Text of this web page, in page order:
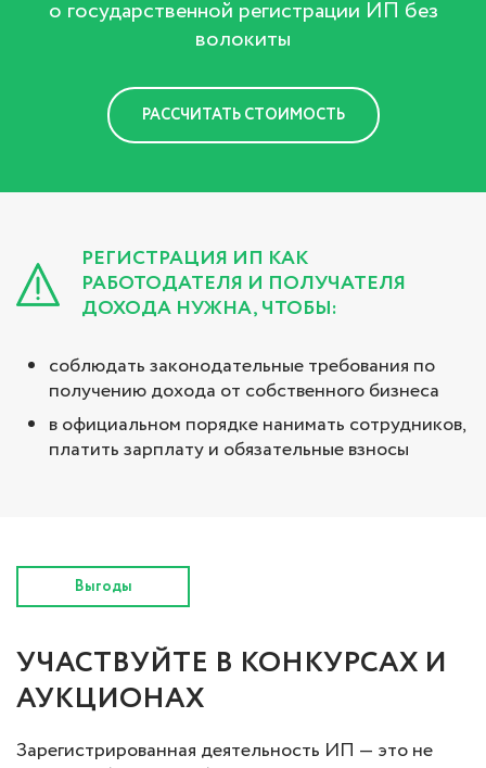
о государственной регистрации ИП без
волокиты
РАССЧИТАТЬ СТОИМОСТЬ
РЕГИСТРАЦИЯ ИП КАК
РАБОТОДАТЕЛЯ И ПОЛУЧАТЕЛЯ
ДОХОДА НУЖНА, ЧТОБЫ:
соблюдать законодательные требования по
получению дохода от собственного бизнеса
в официальном порядке нанимать сотрудников,
платить зарплату и обязательные взносы
Выгоды
УЧАСТВУЙТЕ В КОНКУРСАХ И
АУКЦИОНАХ
Зарегистрированная деятельность ИП — это не